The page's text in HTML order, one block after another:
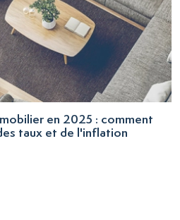
en 2025 : comment
taux et de l'inflation